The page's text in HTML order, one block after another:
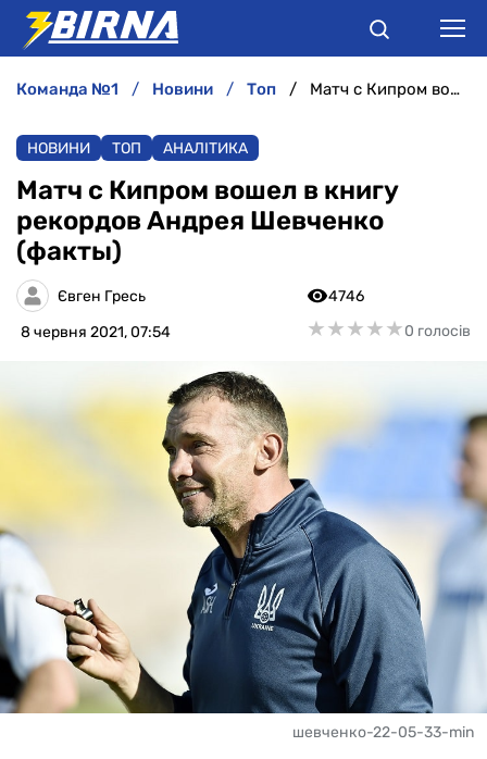
АНАЛІТИКА
ІНТЕРВ'Ю
РІЗНЕ
БУКМЕКЕРИ
команда №1 новини топ Матч с Кипром вошел в книгу рекордов Андрея Шевченко (факты)
НОВИНИ ТОП АНАЛІТИКА
Матч с Кипром вошел в книгу
рекордов Андрея Шевченко
(факты)
Євген Гресь
8 червня 2021, 07:54
4746
★★★★★
★★★★★0 голосів
шевченко-22-05-33-min